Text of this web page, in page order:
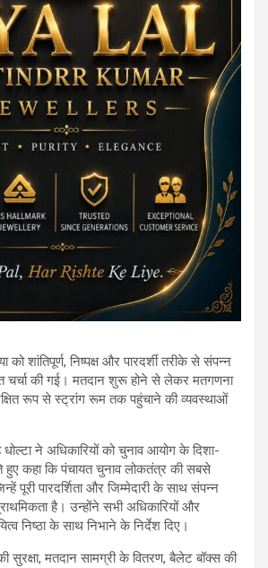
शांतिपूर्ण, निष्पक्ष और पारदर्शी तरीके से संपन्न
चर्चा की गई। मतदान शुरू होने से लेकर मतगणना
रूप से स्ट्रांग रूम तक पहुंचाने की व्यवस्थाओं
धोल्टा ने अधिकारियों को चुनाव आयोग के दिशा-
हुए कहा कि पंचायत चुनाव लोकतंत्र की सबसे
पूरी पारदर्शिता और जिम्मेदारी के साथ संपन्न
है। उन्होंने सभी अधिकारियों और
निष्ठा के साथ निभाने के निर्देश दिए।
सुरक्षा, मतदान सामग्री के वितरण, बैलेट बॉक्स की